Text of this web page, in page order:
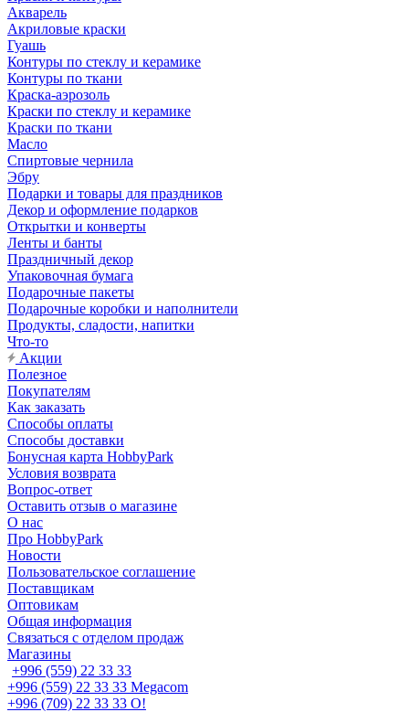
Акварель
Акриловые краски
Гуашь
Контуры по стеклу и керамике
Контуры по ткани
Краска-аэрозоль
Краски по стеклу и керамике
Краски по ткани
Масло
Спиртовые чернила
Эбру
Подарки и товары для праздников
Декор и оформление подарков
Открытки и конверты
Ленты и банты
Праздничный декор
Упаковочная бумага
Подарочные пакеты
Подарочные коробки и наполнители
Продукты, сладости, напитки
Что-то
Акции
Полезное
Покупателям
Как заказать
Способы оплаты
Способы доставки
Бонусная карта HobbyPark
Условия возврата
Вопрос-ответ
Оставить отзыв о магазине
О нас
Про HobbyPark
Новости
Пользовательское соглашение
Поставщикам
Оптовикам
Общая информация
Связаться с отделом продаж
Магазины
+996 (559) 22 33 33
+996 (559) 22 33 33 Megacom
+996 (709) 22 33 33 O!